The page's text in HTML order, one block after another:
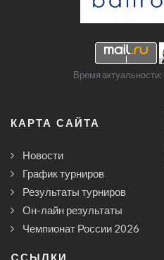
Время
КАРТА САЙТА
Новости
График турниров
Результаты турниров
Он-лайн результаты
Чемпионат России 2026